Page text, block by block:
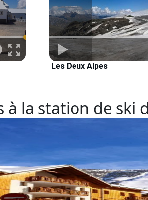
Les Deux Alpes
la station de ski